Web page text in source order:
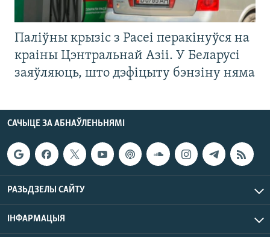
Паліўны крызіс з Расеі перакінуўся на
краіны Цэнтральнай Азіі. У Беларусі
заяўляюць, што дэфіцыту бэнзіну няма
САЧЫЦЕ ЗА АБНАЎЛЕНЬНЯМІ
РАЗЬДЗЕЛЫ САЙТУ
ІНФАРМАЦЫЯ